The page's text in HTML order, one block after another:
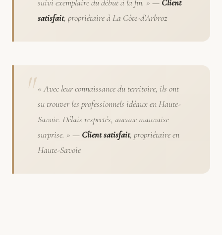
suivi exemplaire du début à la fin. » — Client
satisfait, propriétaire à La Côte-d’Arbroz
« Avec leur connaissance du territoire, ils ont
su trouver les professionnels idéaux en Haute-
Savoie. Délais respectés, aucune mauvaise
surprise. » — Client satisfait, propriétaire en
Haute-Savoie